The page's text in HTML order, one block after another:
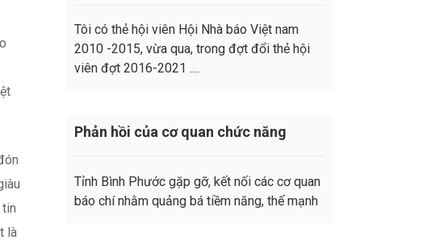
Tôi có thẻ hội viên Hội Nhà báo Việt nam
2010 -2015, vừa qua, trong đợt đổi thẻ hội
viên đợt 2016-2021 ....
Phản hồi của cơ quan chức năng
Tỉnh Bình Phước gặp gỡ, kết nối các cơ quan
báo chí nhằm quảng bá tiềm năng, thế mạnh